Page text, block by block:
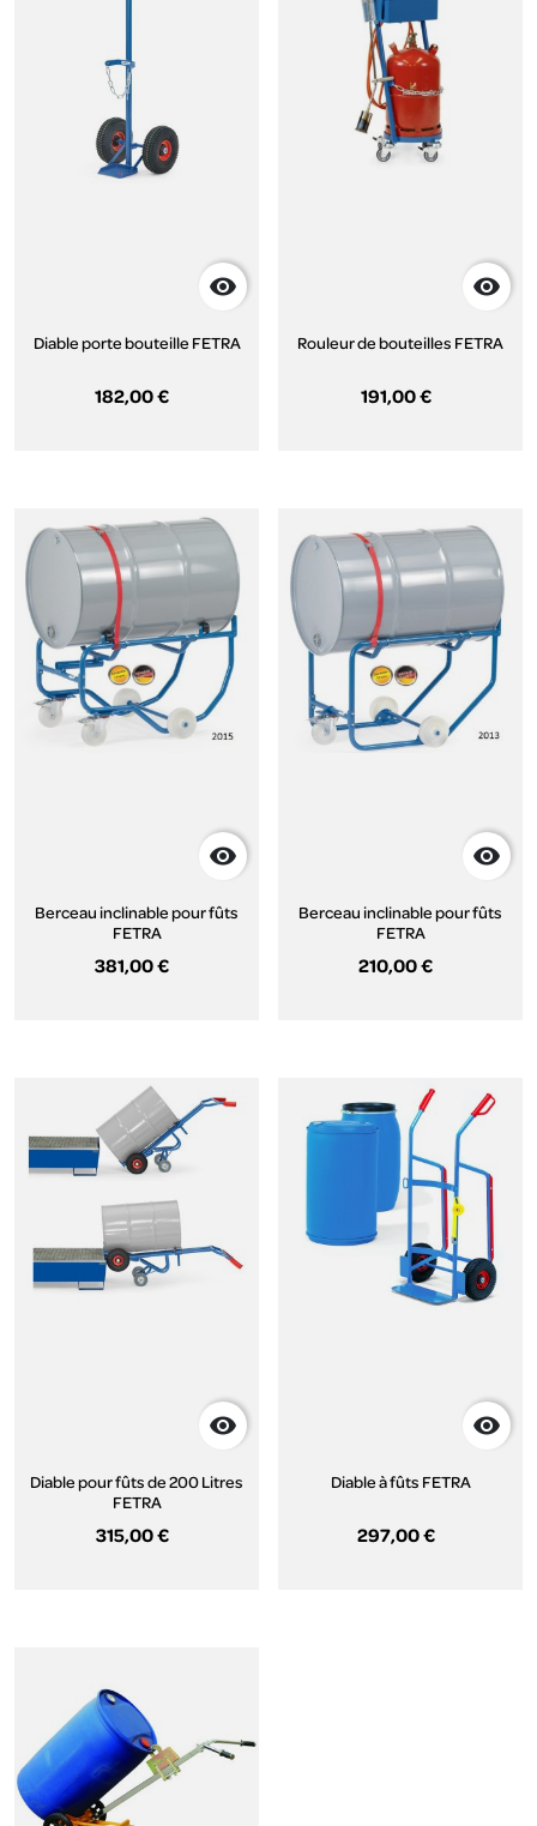

Diable porte bouteille FETRA
182,00 €

Rouleur de bouteilles FETRA
191,00 €

Berceau inclinable pour fûts
FETRA
381,00 €

Berceau inclinable pour fûts
FETRA
210,00 €

Diable pour fûts de 200 Litres
FETRA
315,00 €

Diable à fûts FETRA
297,00 €